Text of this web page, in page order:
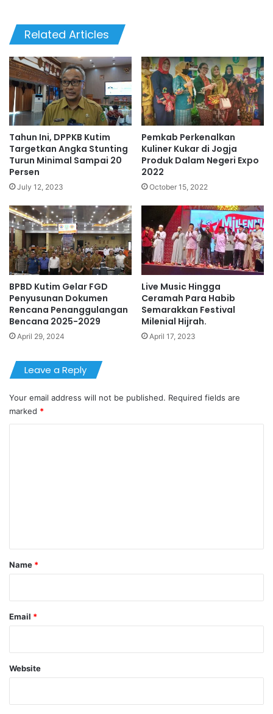
Related Articles
Tahun Ini, DPPKB Kutim
Targetkan Angka Stunting
Turun Minimal Sampai 20
Persen
July 12, 2023
Pemkab Perkenalkan
Kuliner Kukar di Jogja
Produk Dalam Negeri Expo
2022
October 15, 2022
BPBD Kutim Gelar FGD
Penyusunan Dokumen
Rencana Penanggulangan
Bencana 2025-2029
April 29, 2024
Live Music Hingga
Ceramah Para Habib
Semarakkan Festival
Milenial Hijrah.
April 17, 2023
Leave a Reply
Your email address will not be published. Required fields are
marked *
*
Name *
Email *
Website